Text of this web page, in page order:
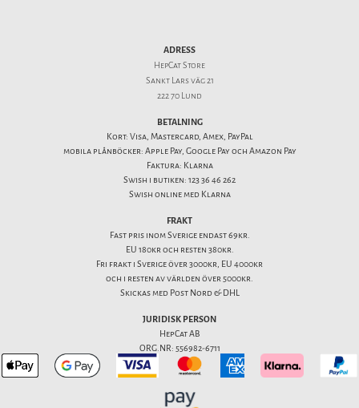
ADRESS
HepCat Store
Sankt Lars väg 21
222 70 Lund
BETALNING
Kort: Visa, Mastercard, Amex, PayPal
mobila plånböcker: Apple Pay, Google Pay och Amazon Pay
Faktura: Klarna
Swish i butiken: 123 36 46 262
Swish online med Klarna
FRAKT
Fast pris inom Sverige endast 69kr.
EU 180kr och resten 380kr.
Fri frakt i Sverige över 3000kr, EU 4000kr
och i resten av världen över 5000kr.
Skickas med Post Nord & DHL
JURIDISK PERSON
HepCat AB
ORG.NR: 556982-6711